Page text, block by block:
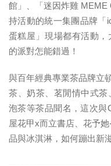
館」、「迷因炸雞 MEME
持活動的統一集團品牌「
蛋糕屋」​現場都有活動
的派對怎能錯過！
與百年經典專業茶品牌立
茶、奶茶、茗閒情中式
泡茶等茶品聞名，這次與
屋花甲x而立書店、花予
品與冰淇淋，如何蹦出新